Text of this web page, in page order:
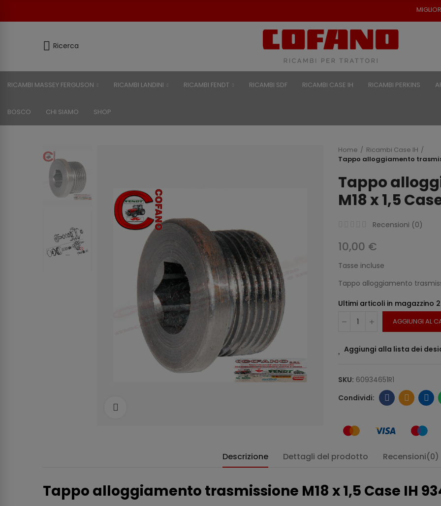
MIGLIORI PREZZI PER
Ricerca
RICAMBI MASSEY FERGUSON RICAMBI LANDINI RICAMBI FENDT RICAMBI SDF RICAMBI CASE IH RICAMBI PERKINS
BOSCO CHI SIAMO SHOP
Home
Ricambi Case IH
Tappo alloggiamento
Tappo
M18 x 1,5
Recensioni (0)
10,00 €
Tasse incluse
Tappo alloggiamento
Ultimi articoli in magazzino
AGGIUNGI AL
Aggiungi alla lista dei
SKU: 60934651R1
Descrizione Dettagli del prodotto Recensioni(0)
Tappo alloggiamento trasmissione M18 x 1,5 Case IH